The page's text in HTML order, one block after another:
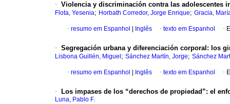
· Violencia y discriminación contra las adolescentes
Flota, Yesenia; Horbath Corredor, Jorge Enrique; Gracia,
· resumo em Espanhol Inglês · texto em Espanhol ·
· Segregación urbana y diferenciación corporal: los
Lisbona Guillén, Miguel ; Sánchez Martín, Jorge; Sánchez
· resumo em Espanhol Inglês · texto em Espanhol ·
· Los impases de los “derechos de propiedad”: el
Luna, Pablo F.